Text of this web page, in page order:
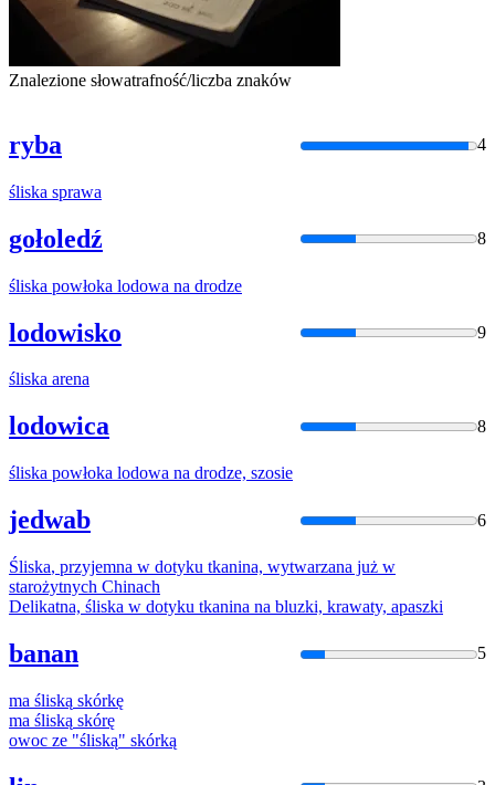
Znalezione słowatrafność/liczba znaków
ryba 4
śliska sprawa
gołoledź 8
śliska powłoka lodowa na drodze
lodowisko 9
śliska arena
lodowica 8
śliska powłoka lodowa na drodze, szosie
jedwab 6
Śliska, przyjemna w dotyku tkanina, wytwarzana już w
starożytnych Chinach
Delikatna, śliska w dotyku tkanina na bluzki, krawaty, apaszki
banan 5
ma śliską skórkę
ma śliską skórę
owoc ze "śliską" skórką